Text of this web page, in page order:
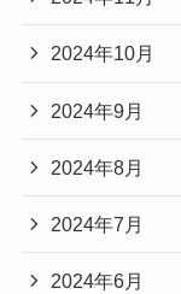
2024年10月
2024年9月
2024年8月
2024年7月
2024年6月